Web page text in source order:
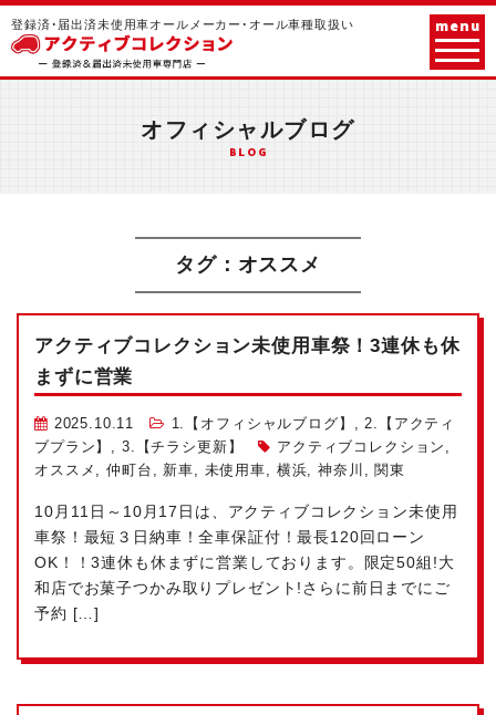
登録済･届出済未使用車オールメーカー･オール車種取扱い menu
オフィシャルブログ
BLOG
タグ：オススメ
アクティブコレクション未使用車祭！3連休も休
まずに営業
2025.10.11 1.【オフィシャルブログ】
2.【アクティ
ブプラン】
3.【チラシ更新】 アクティブコレクション
オススメ
,仲町台 新車 未使用車 横浜 ,神奈川 関東
10月11日～10月17日は、アクティブコレクション未使用
車祭！最短３日納車！全車保証付！最長120回ローン
OK！！3連休も休まずに営業しております。限定50組!大
和店でお菓子つかみ取りプレゼント!さらに前日までにご
予約 […]